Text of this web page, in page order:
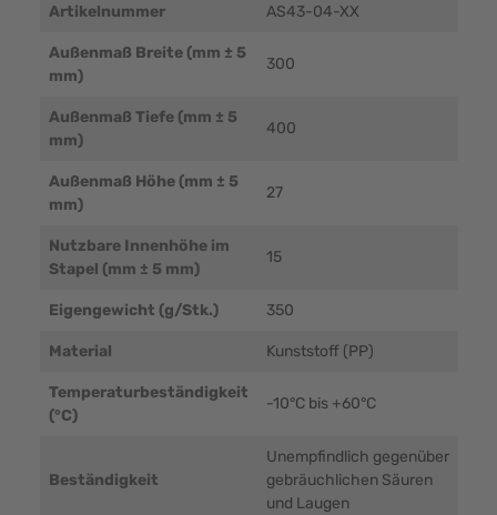
Artikelnummer AS43-04-XX
Außenmaß Breite (mm ± 5
mm)
300
Außenmaß Tiefe (mm ± 5
mm)
400
Außenmaß Höhe (mm ± 5
mm)
27
Nutzbare Innenhöhe im
Stapel (mm ± 5 mm)
15
Eigengewicht (g/Stk.) 350
Material Kunststoff (PP)
Temperaturbeständigkeit
(°C)
-10°C bis +60°C
Beständigkeit
Unempfindlich gegenüber
gebräuchlichen Säuren
und Laugen